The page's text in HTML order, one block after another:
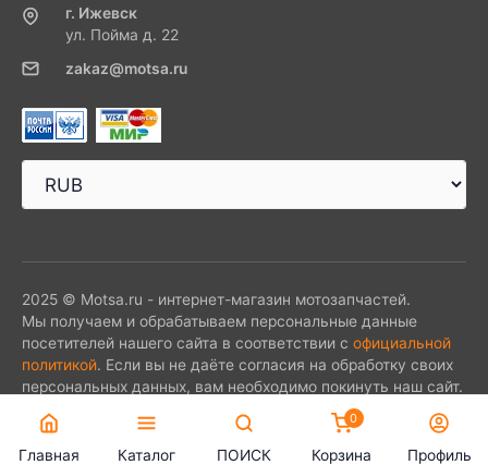
г. Ижевск
ул. Пойма д. 22
zakaz@motsa.ru
2025 © Motsa.ru - интернет-магазин мотозапчастей.
Мы получаем и обрабатываем персональные данные
посетителей нашего сайта в соответствии с официальной
политикой. Если вы не даёте согласия на обработку своих
персональных данных, вам необходимо покинуть наш сайт.
Главная Каталог ПОИСК
0
Корзина Профиль